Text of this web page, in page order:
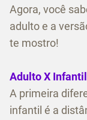
Agora, você
adulto e a
te mostro!
Adulto X Infantil
A primeira
infantil é a